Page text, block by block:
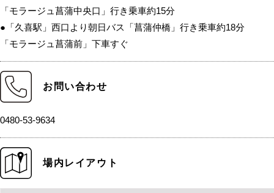
「モラージュ菖蒲中央口」行き乗車約15分
●「久喜駅」西口より朝日バス「菖蒲仲橋」行き乗車約18分
「モラージュ菖蒲前」下車すぐ
お問い合わせ
0480-53-9634
場内レイアウト